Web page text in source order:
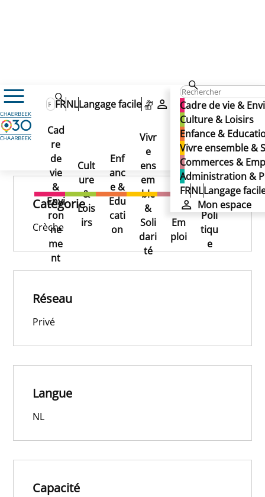
Cadre de vie &
Culture & Loisirs
Enfance &
Vivre ensemble &
Commerces &
Administration &
FRNLLangage
Mon espace
FRNLLangage facile
Mon espace
Cad
re
de
vie
&
Envi
ron
ne
me
nt
Cult
ure
&
Lois
irs
Enf
anc
e &
Edu
cati
on
Vivr
e
ens
em
ble
&
Soli
dari
té
Co
mm
erc
es
&
Em
ploi
Ad
min
istr
atio
n &
Poli
tiqu
e
De zandmannetjes
De zandmannetjes
De zandmannetjes
Publié le 25/11/2024
Catégorie
Crèche
Réseau
Privé
Langue
NL
Capacité